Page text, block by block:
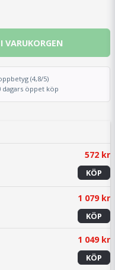
VARUKORGEN
(4,8/5)
dagars öppet köp
572 kr
KÖP
1 079 kr
KÖP
1 049 kr
KÖP